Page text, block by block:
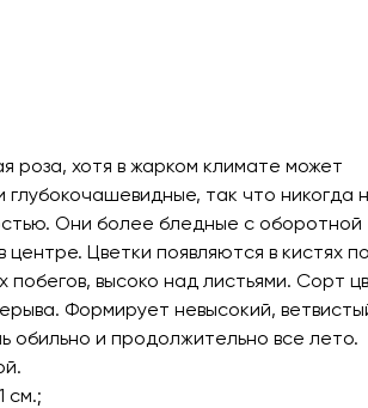
роза, хотя в жарком климате может
глубокочашевидные, так что никогда
Они более бледные с оборотной
Цветки появляются в кистях по
побегов, высоко над листьями. Сорт
Формирует невысокий,
обильно и продолжительно все лето.
см.;